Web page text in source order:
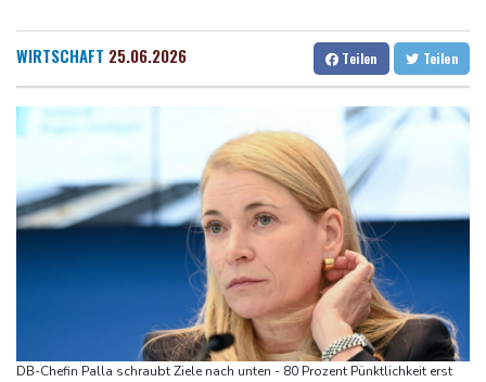
Salzburg
19 °C
Baden-Baden
13 °C
Militärverwaltung: Mindestens drei Tote durch russische Angriffe
BUND kritisiert Lockerung von Sonntagsfahrverbot für Lkw - BDI
begrüßt es
Kolumbien: Neuer Präsident kündigt "unermüdlichen" Kampf
gegen Drogengewalt an
BUND kritisiert Lockerung von Sonn- und Feiertagsfahrverbot für
Lastwagen
WIRTSCHAFT 25.06.2026 Teilen Teilen
DB-Chefin Palla schraubt Ziele nach unten - 80 Prozent Pünktlichkeit erst